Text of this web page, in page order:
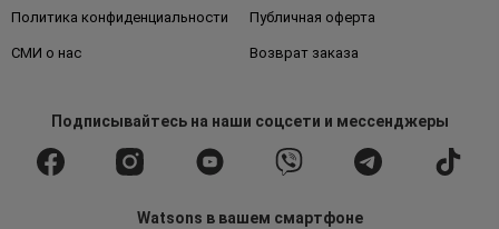
Политика конфиденциальности Публичная оферта
СМИ о нас Возврат заказа
Подписывайтесьна наши соцсети и мессенджеры
Watsons в вашем смартфоне